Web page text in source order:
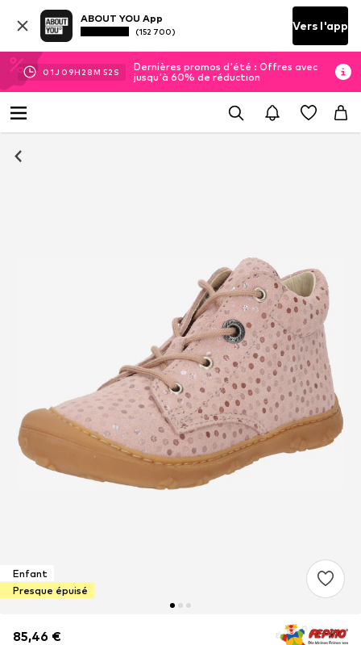
ABOUT YOU App
(152 700) Vers l'app
01J 09H 28M 51 S
Dernières promos d'été : Offres avec
jusqu'à 60% de réduction
Enfant
Presque épuisé
85,46 €
85,46 €